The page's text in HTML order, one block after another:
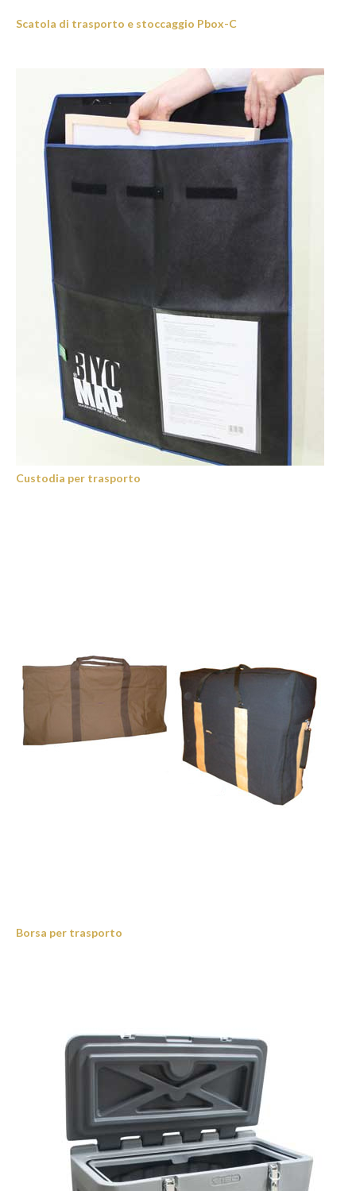
Scatola di trasporto e stoccaggio Pbox-C
Custodia per trasporto
Borsa per trasporto